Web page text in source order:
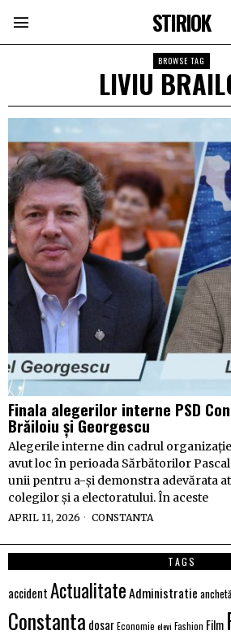
STIRIOK
BROWSE TAG
LIVIU
Finala alegerilor interne PSD
Brăiloiu și Georgescu
Alegerile interne din cadrul
avut loc în perioada Sărbătorilor
unii pentru a-și demonstra adevărata
colegilor și a electoratului. În aceste
APRIL 11, 2026 CONSTANTA
TAGS
accidentActualitateAdministratie anchetă
Constanta dosarEconomie elevi Fashion Film